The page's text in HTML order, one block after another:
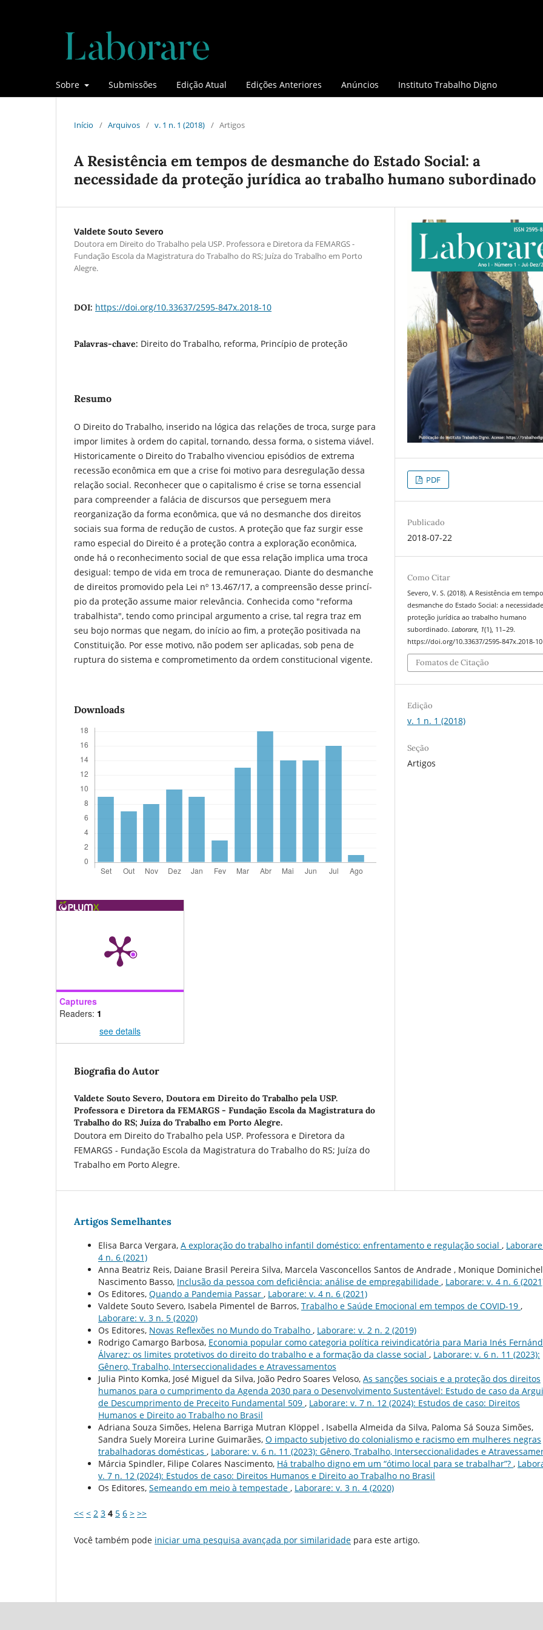
Sobre Submissões Edição Atual Edições Anteriores Anúncios Instituto Trabalho Digno
Início / Arquivos / v. 1 n. 1 (2018) / Artigos
A Resistência em tempos de desmanche do Estado Social: a
necessidade da proteção jurí­dica ao trabalho humano subordinado
Valdete Souto Severo
Doutora em Direito do Trabalho pela USP. Professora e Diretora da FEMARGS -
Fundação Escola da Magistratura do Trabalho do RS; Juí­za do Trabalho em Porto
Alegre.
DOI: https://doi.org/10.33637/2595-847x.2018-10
Palavras-chave: Direito do Trabalho, reforma, Princípio de proteção
Resumo
O Direito do Trabalho, inserido na lógica das relações de troca, surge para
impor limites à ordem do capital, tornando, dessa forma, o sistema viável.
Historicamente o Direito do Trabalho vivenciou episódios de extrema
recessão econômica em que a crise foi motivo para desregulação dessa
relação social. Reconhecer que o capitalismo é crise se torna essencial
para compreender a falácia de discursos que perseguem mera
reorganização da forma econômica, que vá no desmanche dos direitos
sociais sua forma de redução de custos. A proteção que faz surgir esse
ramo especial do Direito é a proteção contra a exploração econômica,
onde há o reconhecimento social de que essa relação implica uma troca
desigual: tempo de vida em troca de remuneraçao. Diante do desmanche
de direitos promovido pela Lei nº 13.467/17, a compreensão desse princí­
pio da proteção assume maior relevância. Conhecida como "reforma
trabalhista", tendo como principal argumento a crise, tal regra traz em
seu bojo normas que negam, do início ao fim, a proteção positivada na
Constituição. Por esse motivo, não podem ser aplicadas, sob pena de
ruptura do sistema e comprometimento da ordem constitucional vigente.
Downloads
Captures
Readers: 1
see details
Biografia do Autor
Valdete Souto Severo, Doutora em Direito do Trabalho pela USP.
Professora e Diretora da FEMARGS - Fundação Escola da Magistratura do
Trabalho do RS; Juí­za do Trabalho em Porto Alegre.
Doutora em Direito do Trabalho pela USP. Professora e Diretora da
FEMARGS - Fundação Escola da Magistratura do Trabalho do RS; Juíza do
Trabalho em Porto Alegre.
PDF
Publicado
2018-07-22
Como Citar
Severo, V. S. (2018). A Resistência em
desmanche do Estado Social: a
proteção jurí­dica ao trabalho humano
subordinado.Laborare 1(1), 11–29.
https://doi.org/10.33637/2595-847x.2018-10
Fomatos de Citação
Edição
v. 1 n. 1 (2018)
Seção
Artigos
Artigos Semelhantes
Elisa Barca Vergara, A exploração do trabalho infantil doméstico: enfrentamento e regulação social ,
4 n. 6 (2021)
Anna Beatriz Reis, Daiane Brasil Pereira Silva, Marcela Vasconcellos Santos de Andrade , Monique
Nascimento Basso, Inclusão da pessoa com deficiência: análise de empregabilidade , Laborare: v. 4 n. 6
Os Editores, Quando a Pandemia Passar , Laborare: v. 4 n. 6 (2021)
Valdete Souto Severo, Isabela Pimentel de Barros, Trabalho e Saúde Emocional em tempos de COVID-19 ,
Laborare: v. 3 n. 5 (2020)
Os Editores, Novas Reflexões no Mundo do Trabalho , Laborare: v. 2 n. 2 (2019)
Rodrigo Camargo Barbosa, Economia popular como categoria política reivindicatória para Maria Inés
Álvarez: os limites protetivos do direito do trabalho e a formação da classe social , Laborare: v. 6 n. 11 (2023):
Gênero, Trabalho, Interseccionalidades e Atravessamentos
Julia Pinto Komka, José Miguel da Silva, João Pedro Soares Veloso, As sanções sociais e a proteção dos direitos
humanos para o cumprimento da Agenda 2030 para o Desenvolvimento Sustentável: Estudo de caso da
de Descumprimento de Preceito Fundamental 509 , Laborare: v. 7 n. 12 (2024): Estudos de caso: Direitos
Humanos e Direito ao Trabalho no Brasil
Adriana Souza Simões, Helena Barriga Mutran Klöppel , Isabella Almeida da Silva, Paloma Sá Souza Simões,
Sandra Suely Moreira Lurine Guimarães, O impacto subjetivo do colonialismo e racismo em mulheres negras
trabalhadoras domésticas , Laborare: v. 6 n. 11 (2023): Gênero, Trabalho, Interseccionalidades e
Márcia Spindler, Filipe Colares Nascimento, Há trabalho digno em um “ótimo local para se trabalhar”? ,
v. 7 n. 12 (2024): Estudos de caso: Direitos Humanos e Direito ao Trabalho no Brasil
Os Editores, Semeando em meio à tempestade , Laborare: v. 3 n. 4 (2020)
<< < 2 3 4 5 6 > >>
Você também pode iniciar uma pesquisa avançada por similaridade para este artigo.